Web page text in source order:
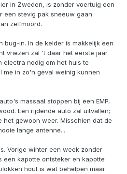
in Zweden, is zonder voertuig een
een stevig pak sneeuw gaan
zelfmoord.
bug-in. In de kelder is makkelijk een
vriezen zal 't daar het eerste jaar
electra nodig om het huis te
me in zo'n geval weinig kunnen
massaal stoppen bij een EMP,
Een rijdende auto zal uitvallen;
gewoon weer. Misschien dat de
lange antenne...
Vorige winter een week zonder
een kapotte ontsteker en kapotte
hout is wat behelpen maar